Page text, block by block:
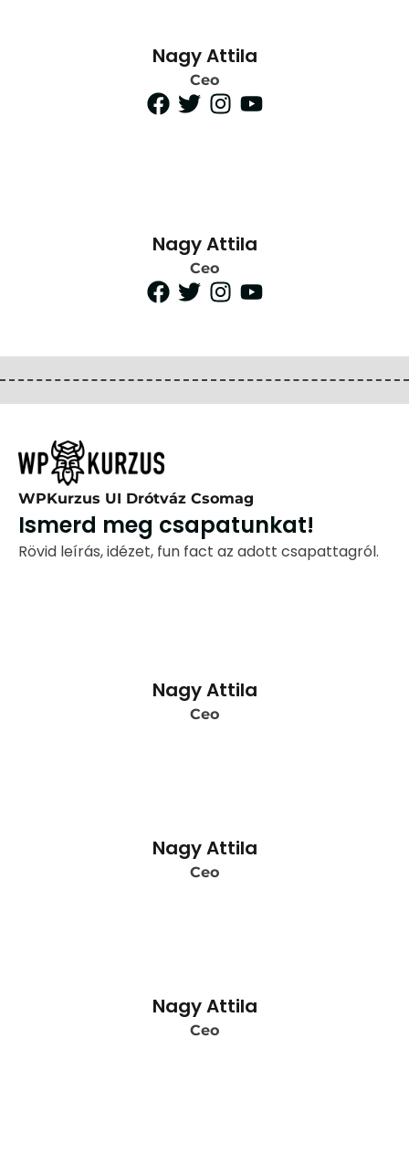
Nagy Attila
Ceo
Nagy Attila
Ceo
WPKurzus UI Drótváz Csomag
Ismerd meg csapatunkat!
Rövid leírás, idézet, fun fact az adott csapattagról.
Nagy Attila
Ceo
Nagy Attila
Ceo
Nagy Attila
Ceo